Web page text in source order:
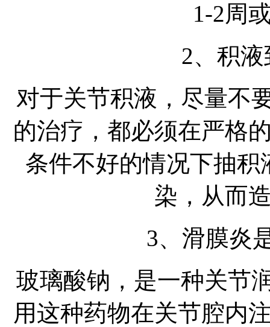
1-2周
2、积
对于关节积液，尽量不
的治疗，都必须在严格
条件不好的情况下抽
染，从而
3、滑膜炎
玻璃酸钠，是一种关节
用这种药物在关节腔内